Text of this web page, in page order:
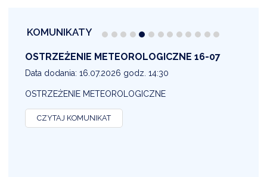
KOMUNIKATY
OSTRZEŻENIE METEOROLOGICZNE 16-07
Data dodania: 16.07.2026 godz. 14:30
OSTRZEŻENIE METEOROLOGICZNE
CZYTAJ KOMUNIKAT